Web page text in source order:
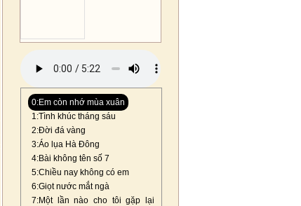
0:Em còn nhớ mùa xuân
1:Tình khúc tháng sáu
2:Đời đá vàng
3:Áo lụa Hà Đông
4:Bài không tên số 7
5:Chiều nay không có em
6:Giọt nước mắt ngà
7:Một lần nào cho tôi gặp lại